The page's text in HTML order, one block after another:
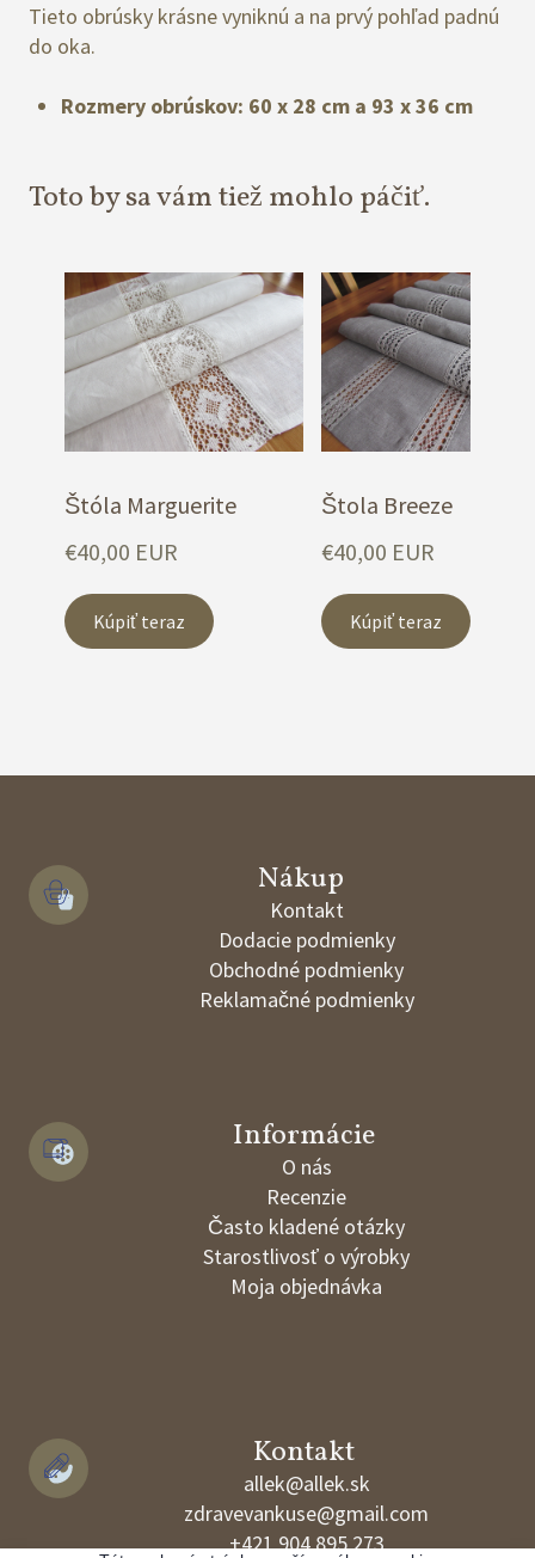
Tieto obrúsky krásne vyniknú a na prvý pohľad padnú
do oka.
Rozmery obrúskov: 60 x 28 cm a 93 x 36 cm
Toto by sa vám tiež mohlo páčiť.
Štóla Marguerite
€40,00 EUR
Kúpiť teraz
Štola Breeze
€40,00 EUR
Kúpiť teraz
Nákup
Kontakt
Dodacie podmienky
Obchodné podmienky
Reklamačné podmienky
Informácie
O nás
Recenzie
Často kladené otázky
Starostlivosť o výrobky
Moja objednávka
Kontakt
allek@allek.sk
zdravevankuse@gmail.com
+421 904 895 273